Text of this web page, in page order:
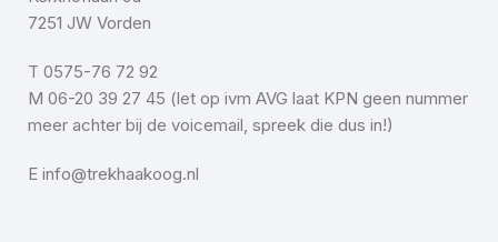
7251 JW Vorden
T 0575-76 72 92
M 06-20 39 27 45 (let op ivm AVG laat KPN geen nummer
meer achter bij de voicemail, spreek die dus in!)
E info@trekhaakoog.nl